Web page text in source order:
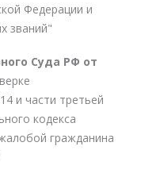
Федерации и
званий"
Суда РФ от
и части третьей
кодекса
гражданина